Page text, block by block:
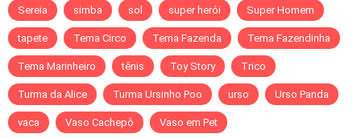
Sereia simba sol super herói Super Homem
tapete Tema Circo Tema Fazenda Tema Fazendinha
Tema Marinheiro tênis Toy Story Trico
Turma da Alice Turma Ursinho Poo urso Urso Panda
vaca Vaso Cachepô Vaso em Pet